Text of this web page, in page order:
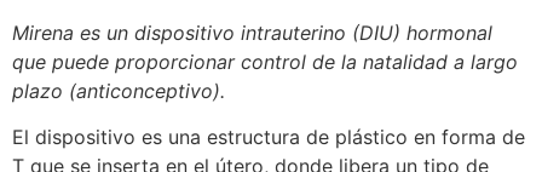
Mirena es un dispositivo intrauterino (DIU) hormonal
que puede proporcionar control de la natalidad a largo
plazo (anticonceptivo).
El dispositivo es una estructura de plástico en forma de
T que se inserta en el útero, donde libera un tipo de